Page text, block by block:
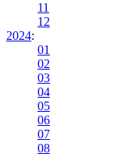
11
12
2024:
01
02
03
04
05
06
07
08